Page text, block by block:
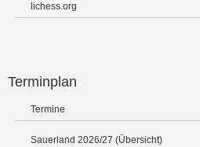
lichess.org
Terminplan
Termine
Sauerland 2026/27 (Übersicht)